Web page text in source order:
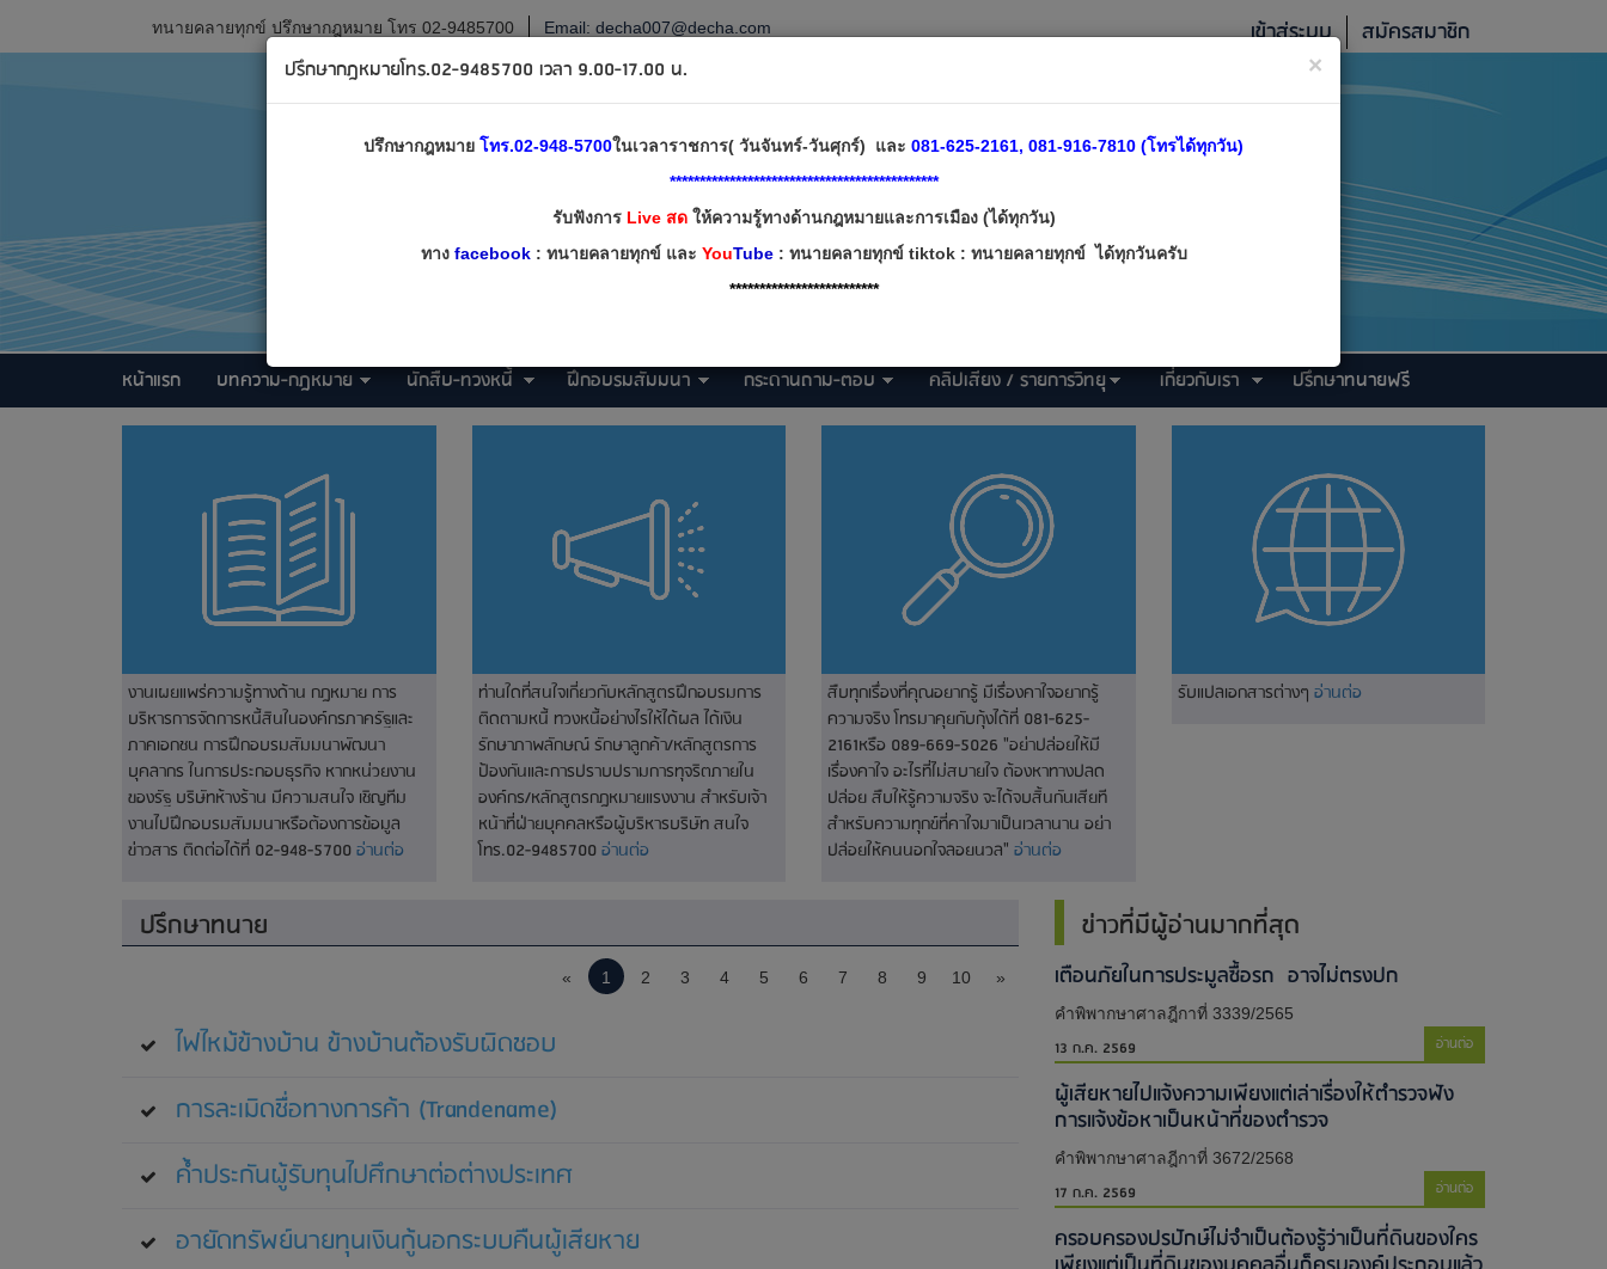
ทนายคลายทุกข์ ปรึกษากฎหมาย โทร 02-9485700 Email: decha007@decha.com เข้าสู่ระบบ สมัครสมาชิก
หน้าแรก บทความ-กฎหมาย นักสืบ-ทวงหนี้ ฝึกอบรมสัมมนา กระดานถาม-ตอบ คลิปเสียง / รายการวิทยุ เกี่ยวกับเรา ปรึกษาทนายฟรี
งานเผยแพร่ความรู้ทางด้าน กฎหมาย การ
บริหารการจัดการหนี้สินในองค์กรภาครัฐและ
ภาคเอกชน การฝึกอบรมสัมมนาพัฒนา
บุคลากร ในการประกอบธุรกิจ หากหน่วยงาน
ของรัฐ บริษัทห้างร้าน มีความสนใจ เชิญทีม
งานไปฝึกอบรมสัมมนาหรือต้องการข้อมูล
ข่าวสาร ติดต่อได้ที่ 02-948-5700อ่านต่อ
ท่านใดที่สนใจเกี่ยวกับหลักสูตรฝึกอบรมการ
ติดตามหนี้ ทวงหนี้อย่างไรให้ได้ผล ได้เงิน
รักษาภาพลักษณ์ รักษาลูกค้า/หลักสูตรการ
ป้องกันและการปราบปรามการทุจริตภายใน
องค์กร/หลักสูตรกฎหมายแรงงาน สำหรับเจ้า
หน้าที่ฝ่ายบุคคลหรือผู้บริหารบริษัท สนใจ
โทร.02-9485700อ่านต่อ
สืบทุกเรื่องที่คุณอยากรู้ มีเรื่องคาใจอยากรู้
ความจริง โทรมาคุยกับกุ้งได้ที่ 081-625-
2161หรือ 089-669-5026 "อย่าปล่อยให้มี
เรื่องคาใจ อะไรที่ไม่สบายใจ ต้องหาทางปลด
ปล่อย สืบให้รู้ความจริง จะได้จบสิ้นกันเสียที
สำหรับความทุกข์ที่คาใจมาเป็นเวลานาน อย่า
ปล่อยให้คนนอกใจลอยนวล" อ่านต่อ
รับแปลเอกสารต่างๆ อ่านต่อ
ปรึกษาทนาย
« 1 2 3 4 5 6 7 8 9 10 »
ไฟไหม้ข้างบ้าน ข้างบ้านต้องรับผิดชอบ
การละเมิดชื่อทางการค้า (Trandename)
ค้ำประกันผู้รับทุนไปศึกษาต่อต่างประเทศ
อายัดทรัพย์นายทุนเงินกู้นอกระบบคืนผู้เสียหาย
ข่าวที่มีผู้อ่านมากที่สุด
เตือนภัยในการประมูลซื้อรถ อาจไม่ตรงปก
คำพิพากษาศาลฎีกาที่ 3339/2565
13 ก.ค. 2569 อ่านต่อ
ผู้เสียหายไปแจ้งความเพียงแต่เล่าเรื่องให้ตำรวจฟัง
การแจ้งข้อหาเป็นหน้าที่ของตำรวจ
คำพิพากษาศาลฎีกาที่ 3672/2568
17 ก.ค. 2569 อ่านต่อ
ครอบครองปรปักษ์ไม่จำเป็นต้องรู้ว่าเป็นที่ดินของใคร
×
ปรึกษากฎหมายโทร.02-9485700 เวลา 9.00-17.00 น.
ปรึกษากฎหมาย โทร.02-948-5700ในเวลาราชการ( วันจันทร์-วันศุกร์) และ 081-625-2161, 081-916-7810 (โทรได้ทุกวัน)
*********************************************
รับฟังการLive สดให้ความรู้ทางด้านกฎหมายและการเมือง (ได้ทุกวัน)
ทาง facebook: ทนายคลายทุกข์ และ YouTube: ทนายคลายทุกข์ tiktok : ทนายคลายทุกข์ ได้ทุกวันครับ
*************************